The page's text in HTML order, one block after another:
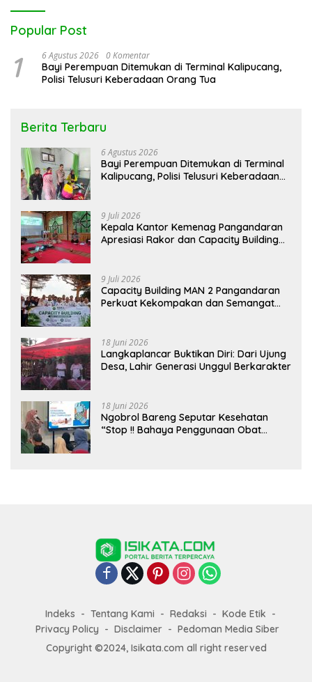
Popular Post
1 6 Agustus 2026 0 Komentar
Bayi Perempuan Ditemukan di Terminal Kalipucang,
Polisi Telusuri Keberadaan Orang Tua
Berita Terbaru
6 Agustus 2026
Bayi Perempuan Ditemukan di Terminal
Kalipucang, Polisi Telusuri Keberadaan
9 Juli 2026
Kepala Kantor Kemenag Pangandaran
Apresiasi Rakor dan Capacity Building
9 Juli 2026
Capacity Building MAN 2 Pangandaran
Perkuat Kekompakan dan Semangat
18 Juni 2026
Langkaplancar Buktikan Diri: Dari Ujung
Desa, Lahir Generasi Unggul Berkarakter
18 Juni 2026
Ngobrol Bareng Seputar Kesehatan
“Stop !! Bahaya Penggunaan Obat
Indeks Tentang Kami Redaksi
Kode Etik
Privacy Policy
Disclaimer
Pedoman Media Siber
Copyright ©2024, Isikata.com all right reserved